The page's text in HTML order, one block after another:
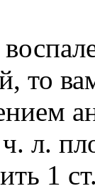
то
л.
1